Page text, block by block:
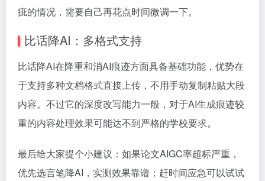
疵的情况，需要自己再花点时间微调一下。
比话降AI：多格式支持
比话降AI在降重和消AI痕迹方面具备基础功能，优势在
于支持多种文档格式直接上传，不用手动复制粘贴大段
内容。不过它的深度改写能力一般，对于AI生成痕迹较
重的内容处理效果可能达不到严格的学校要求。
最后给大家提个小建议：如果论文AIGC率超标严重，
优先选言笔降AI，实测效果靠谱；赶时间应急可以试试